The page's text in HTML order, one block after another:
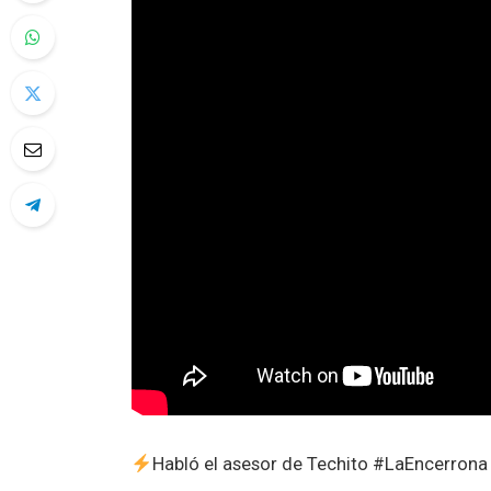
Habló el asesor de Techito